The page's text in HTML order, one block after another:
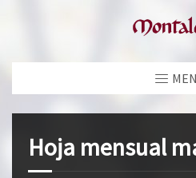
Hoja mensual